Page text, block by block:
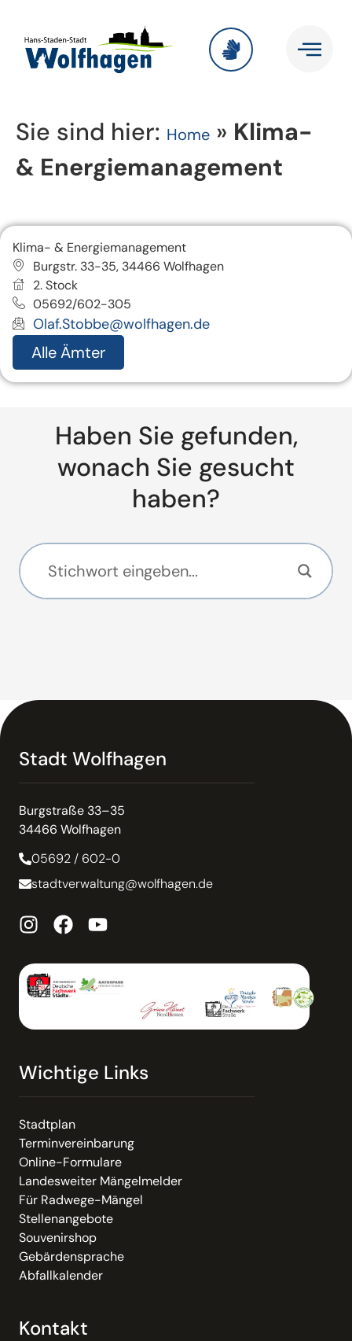
Sie sind hier: Home » Klima-
& Energiemanagement
Klima- & Energiemanagement
Burgstr. 33-35, 34466 Wolfhagen
2. Stock
05692/602-305
Olaf.Stobbe@wolfhagen.de
Alle Ämter
Haben Sie gefunden,
wonach Sie gesucht
haben?
Stadt Wolfhagen
Burgstraße 33–35
34466 Wolfhagen
05692 / 602-0
stadtverwaltung@wolfhagen.de
Wichtige Links
Stadtplan
Terminvereinbarung
Online-Formulare
Landesweiter Mängelmelder
Für Radwege-Mängel
Stellenangebote
Souvenirshop
Gebärdensprache
Abfallkalender
Kontakt